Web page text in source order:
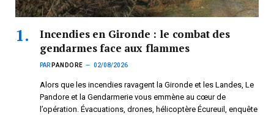
Incendies en Gironde : le combat des
gendarmes face aux flammes
PAR PANDORE 02/08/2026
Alors que les incendies ravagent la Gironde et les Landes, Le
Pandore et la Gendarmerie vous emmène au cœur de
l’opération. Évacuations, drones, hélicoptère Écureuil, enquête